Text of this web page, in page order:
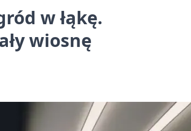
w łąkę.
wiosnę